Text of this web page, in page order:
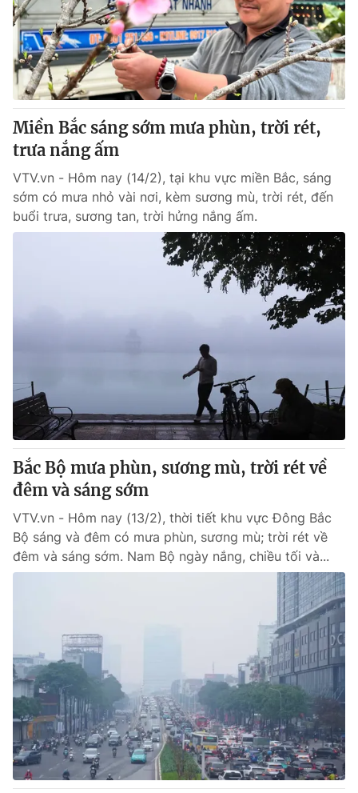
® Cấm sao chép dưới mọi hình thức nếu không có sự chấp
thuận bằng văn bản. Ghi rõ nguồn VTV.vn khi phát hành lại
thông tin từ website này.
Miền Bắc sáng sớm mưa phùn, trời rét,
trưa nắng ấm
VTV.vn - Hôm nay (14/2), tại khu vực miền Bắc, sáng
sớm có mưa nhỏ vài nơi, kèm sương mù, trời rét, đến
buổi trưa, sương tan, trời hửng nắng ấm.
Bắc Bộ mưa phùn, sương mù, trời rét về
đêm và sáng sớm
VTV.vn - Hôm nay (13/2), thời tiết khu vực Đông Bắc
Bộ sáng và đêm có mưa phùn, sương mù; trời rét về
đêm và sáng sớm. Nam Bộ ngày nắng, chiều tối và...